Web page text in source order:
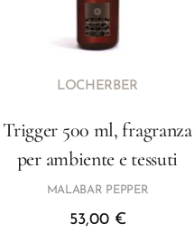
LOCHERBER
Trigger 500 ml, fragranza
per ambiente e tessuti
MALABAR PEPPER
53,00 €